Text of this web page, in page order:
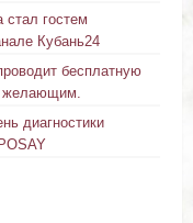
гостем
Кубань24
бесплатную
желающим.
диагностики